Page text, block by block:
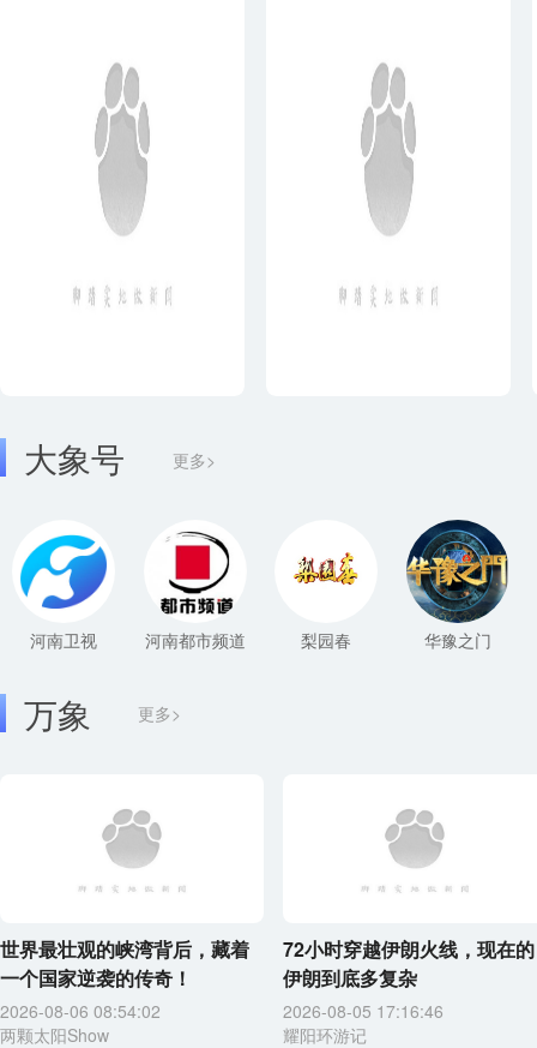
大象号 更多>
河南卫视 河南都市频道 梨园春 华豫之门
更多>
万象
世界最壮观的峡湾背后，藏着
一个国家逆袭的传奇！
2026-08-06 08:54:02
两颗太阳Show
72小时穿越伊朗火线，现在的
伊朗到底多复杂
2026-08-05 17:16:46
耀阳环游记